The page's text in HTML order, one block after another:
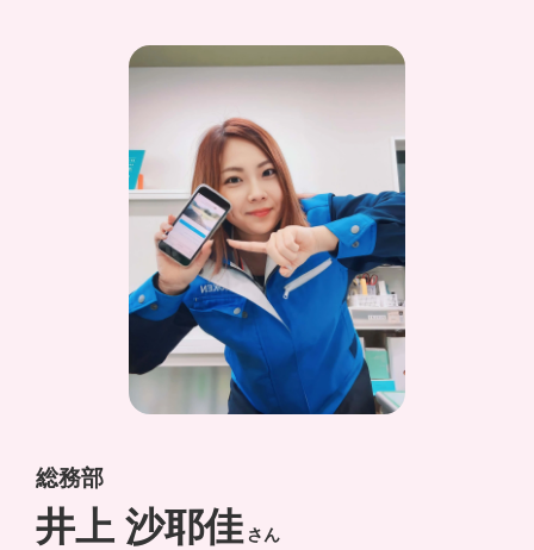
総務部
井上 沙耶佳 さん